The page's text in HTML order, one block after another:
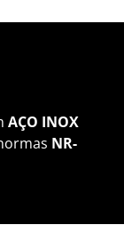
AÇO INOX
NR-